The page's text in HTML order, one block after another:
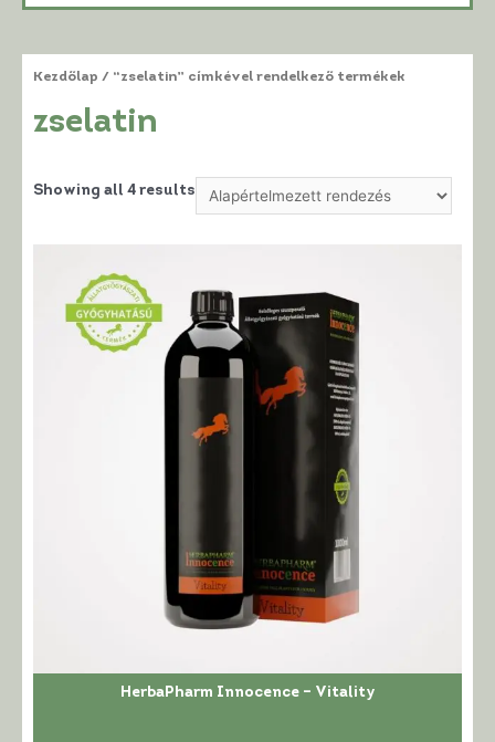
Kezdőlap / “zselatin” címkével rendelkező termékek
zselatin
Showing all 4 results
HerbaPharm Innocence – Vitality